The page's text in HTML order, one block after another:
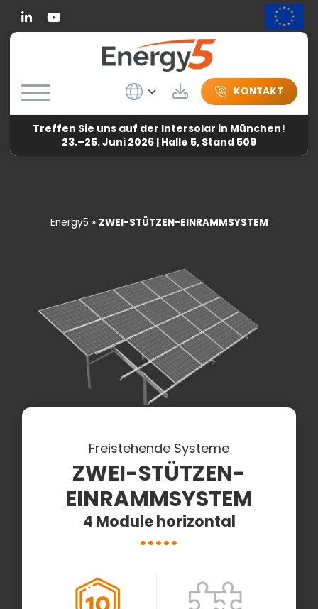
Wybierz język
Herunterladen
KONTAKT
Treffen Sie uns auf der Intersolar in München!
23.–25. Juni 2026 | Halle 5, Stand 509
Energy5 » ZWEI-STÜTZEN-EINRAMMSYSTEM
Freistehende Systeme
ZWEI-STÜTZEN-
EINRAMMSYSTEM
4 Module horizontal